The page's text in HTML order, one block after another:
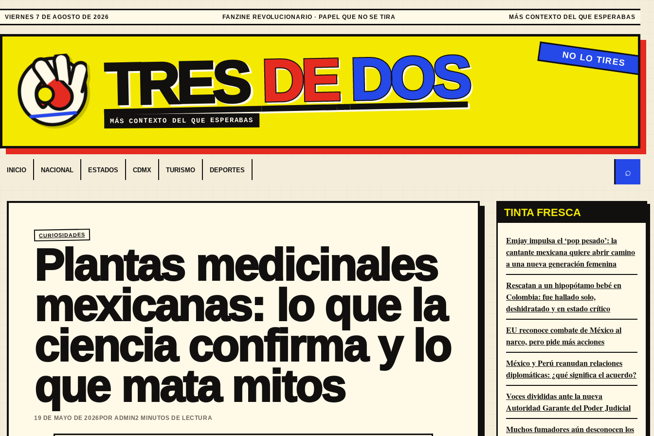
VIERNES 7 DE AGOSTO DE 2026 FANZINE REVOLUCIONARIO · PAPEL QUE NO SE TIRA MÁS CONTEXTO DEL QUE ESPERABAS
TRESDE DOS
MÁS CONTEXTO DEL QUE ESPERABAS
INICIO NACIONAL ESTADOS CDMX TURISMO DEPORTES ⌕
CURIOSIDADES
Plantas medicinales
mexicanas: lo que la
ciencia confirma y lo
que mata mitos
19 DE MAYO DE 2026 POR ADMIN2 MINUTOS DE LECTURA
TINTA FRESCA
Emjay impulsa el ‘pop pesado’: la
cantante mexicana quiere abrir camino
a una nueva generación femenina
Rescatan a un hipopótamo bebé en
Colombia: fue hallado solo,
deshidratado y en estado crítico
EU reconoce combate de México al
narco, pero pide más acciones
México y Perú reanudan relaciones
diplomáticas: ¿qué significa el acuerdo?
Voces divididas ante la nueva
Autoridad Garante del Poder Judicial
Muchos fumadores aún desconocen los